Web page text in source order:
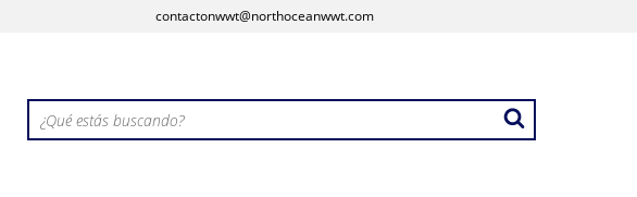
contactonwwt@northoceanwwt.com